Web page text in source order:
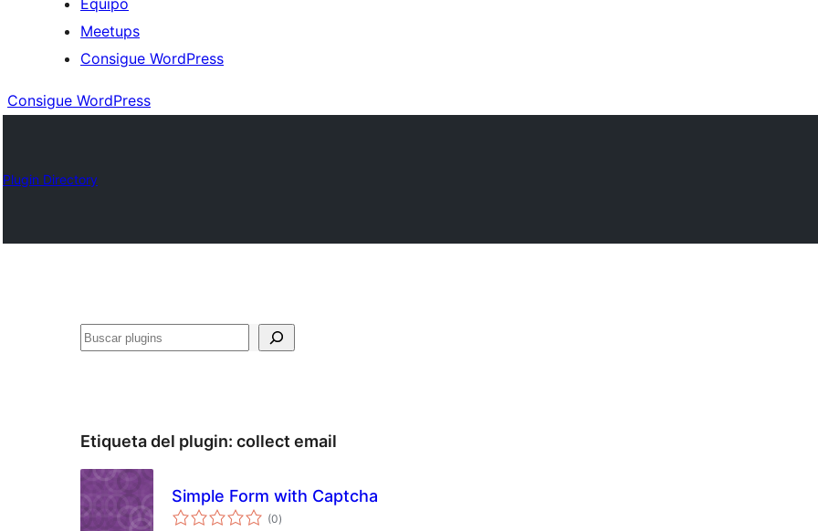
Equipo
Meetups
Consigue WordPress
Consigue WordPress
Plugin Directory
Buscar
Etiqueta del plugin: collect email
Simple Form with Captcha
(0total
de
)